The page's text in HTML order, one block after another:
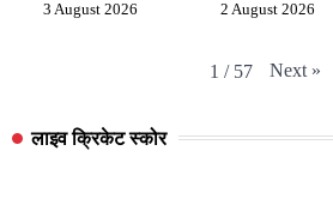
3 August 2026 2 August 2026
1 / 57 Next »
लाइव क्रिकेट स्कोर